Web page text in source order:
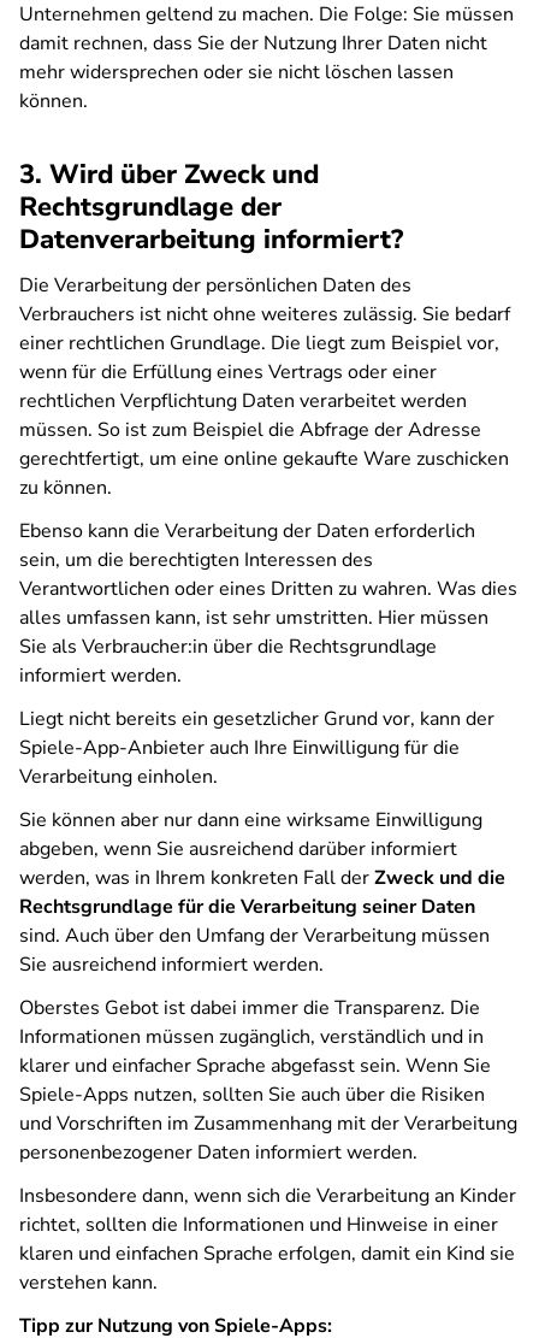
Unternehmen geltend zu machen. Die Folge: Sie müssen
damit rechnen, dass Sie der Nutzung Ihrer Daten nicht
mehr widersprechen oder sie nicht löschen lassen
können.
3. Wird über Zweck und
Rechtsgrundlage der
Datenverarbeitung informiert?
Die Verarbeitung der persönlichen Daten des
Verbrauchers ist nicht ohne weiteres zulässig. Sie bedarf
einer rechtlichen Grundlage. Die liegt zum Beispiel vor,
wenn für die Erfüllung eines Vertrags oder einer
rechtlichen Verpflichtung Daten verarbeitet werden
müssen. So ist zum Beispiel die Abfrage der Adresse
gerechtfertigt, um eine online gekaufte Ware zuschicken
zu können.
Ebenso kann die Verarbeitung der Daten erforderlich
sein, um die berechtigten Interessen des
Verantwortlichen oder eines Dritten zu wahren. Was dies
alles umfassen kann, ist sehr umstritten. Hier müssen
Sie als Verbraucher:in über die Rechtsgrundlage
informiert werden.
Liegt nicht bereits ein gesetzlicher Grund vor, kann der
Spiele-App-Anbieter auch Ihre Einwilligung für die
Verarbeitung einholen.
Sie können aber nur dann eine wirksame Einwilligung
abgeben, wenn Sie ausreichend darüber informiert
werden, was in Ihrem konkreten Fall derZweck und die
Rechtsgrundlage für die Verarbeitung seiner Daten
sind. Auch über den Umfang der Verarbeitung müssen
Sie ausreichend informiert werden.
Oberstes Gebot ist dabei immer die Transparenz. Die
Informationen müssen zugänglich, verständlich und in
klarer und einfacher Sprache abgefasst sein. Wenn Sie
Spiele-Apps nutzen, sollten Sie auch über die Risiken
und Vorschriften im Zusammenhang mit der Verarbeitung
personenbezogener Daten informiert werden.
Insbesondere dann, wenn sich die Verarbeitung an Kinder
richtet, sollten die Informationen und Hinweise in einer
klaren und einfachen Sprache erfolgen, damit ein Kind sie
verstehen kann.
Tipp zur Nutzung von Spiele-Apps: